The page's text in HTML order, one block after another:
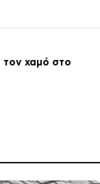
χαμό στο